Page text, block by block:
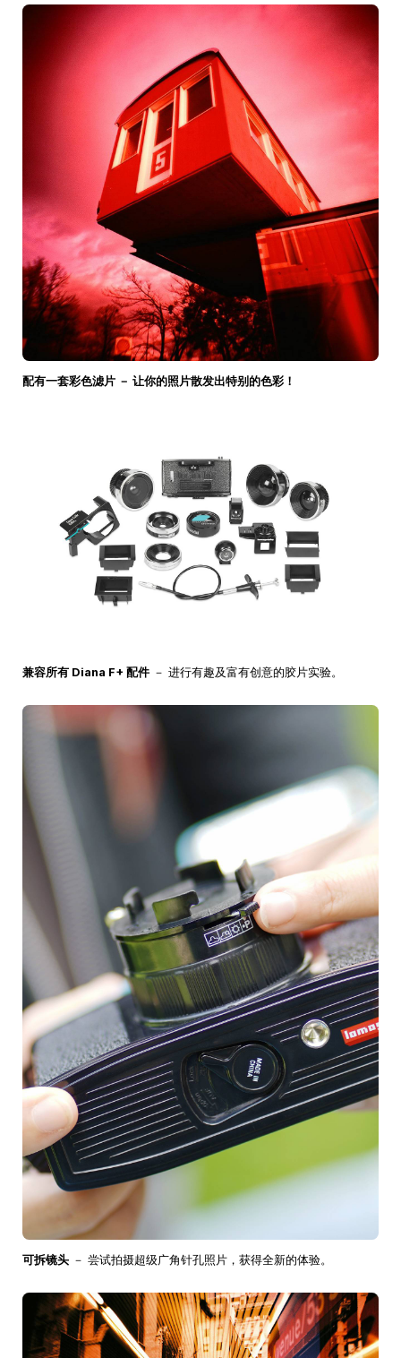
配有一套彩色滤片 － 让你的照片散发出特别的色彩！
兼容所有 Diana F+ 配件 － 进行有趣及富有创意的胶片实验。
可拆镜头 － 尝试拍摄超级广角针孔照片，获得全新的体验。